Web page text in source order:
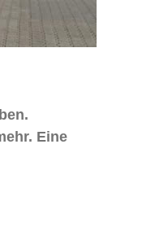
Eine